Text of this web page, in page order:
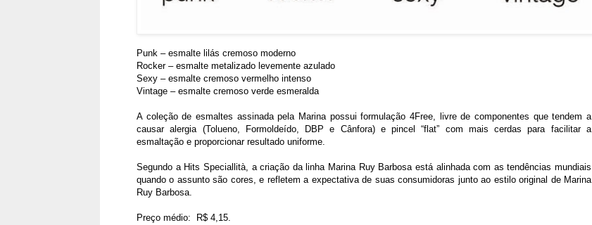
Punk – esmalte lilás cremoso moderno
Rocker – esmalte metalizado levemente azulado
Sexy – esmalte cremoso vermelho intenso
Vintage – esmalte cremoso verde esmeralda
A coleção de esmaltes assinada pela Marina possui formulação 4Free, livre de componentes que tendem a
causar alergia (Tolueno, Formoldeído, DBP e Cânfora) e pincel “flat” com mais cerdas para facilitar a
esmaltação e proporcionar resultado uniforme.
Segundo a Hits Speciallità, a criação da linha Marina Ruy Barbosa está alinhada com as tendências mundiais
quando o assunto são cores, e refletem a expectativa de suas consumidoras junto ao estilo original de Marina
Ruy Barbosa.
Preço médio: R$ 4,15.